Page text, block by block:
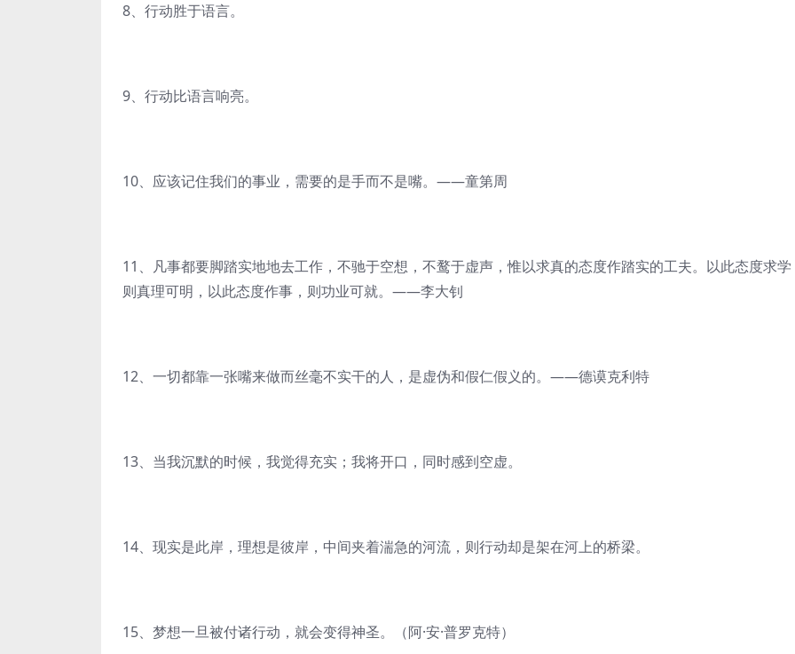
8、行动胜于语言。
9、行动比语言响亮。
10、应该记住我们的事业，需要的是手而不是嘴。——童第周
11、凡事都要脚踏实地地去工作，不驰于空想，不鹜于虚声，惟以求真的态度作踏实的工夫。以此态度求学
则真理可明，以此态度作事，则功业可就。——李大钊
12、一切都靠一张嘴来做而丝毫不实干的人，是虚伪和假仁假义的。——德谟克利特
13、当我沉默的时候，我觉得充实；我将开口，同时感到空虚。
14、现实是此岸，理想是彼岸，中间夹着湍急的河流，则行动却是架在河上的桥梁。
15、梦想一旦被付诸行动，就会变得神圣。（阿·安·普罗克特）